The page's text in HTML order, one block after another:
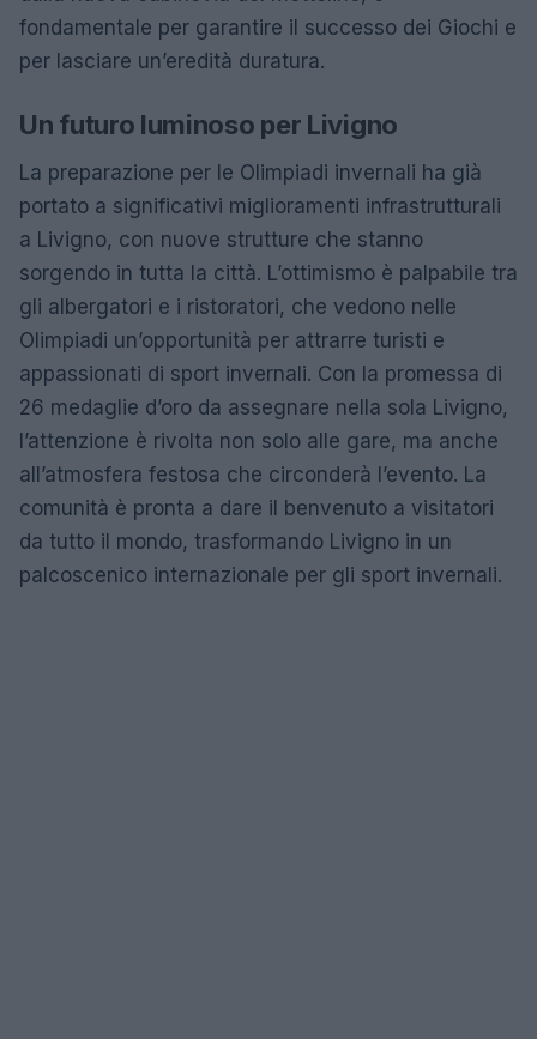
fondamentale per garantire il successo dei Giochi e
per lasciare un’eredità duratura.
Un futuro luminoso per Livigno
La preparazione per le Olimpiadi invernali ha già
portato a significativi miglioramenti infrastrutturali
a Livigno, con nuove strutture che stanno
sorgendo in tutta la città. L’ottimismo è palpabile tra
gli albergatori e i ristoratori, che vedono nelle
Olimpiadi un’opportunità per attrarre turisti e
appassionati di sport invernali. Con la promessa di
26 medaglie d’oro da assegnare nella sola Livigno,
l’attenzione è rivolta non solo alle gare, ma anche
all’atmosfera festosa che circonderà l’evento. La
comunità è pronta a dare il benvenuto a visitatori
da tutto il mondo, trasformando Livigno in un
palcoscenico internazionale per gli sport invernali.